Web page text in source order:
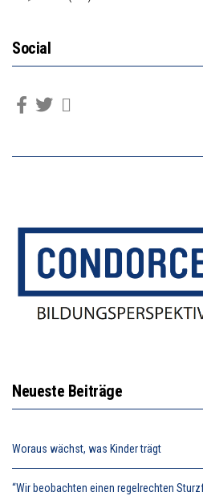
Social
Neueste Beiträge
Woraus wächst, was Kinder trägt
“Wir beobachten einen regelrechten